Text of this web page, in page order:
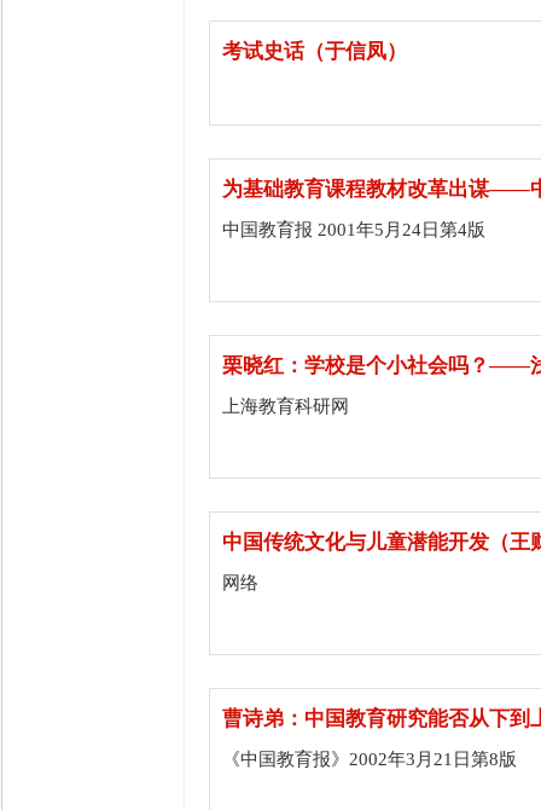
考试史话（于信凤）
为基础教育课程教材改革出谋——
中国教育报 2001年5月24日第4版
栗晓红：学校是个小社会吗？——
上海教育科研网
中国传统文化与儿童潜能开发（王
网络
曹诗弟：中国教育研究能否从下到
《中国教育报》2002年3月21日第8版